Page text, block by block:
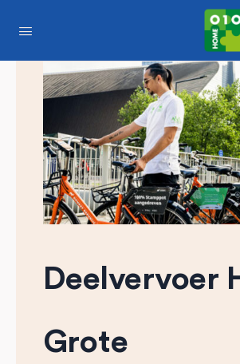
Deelvervoer
Grote